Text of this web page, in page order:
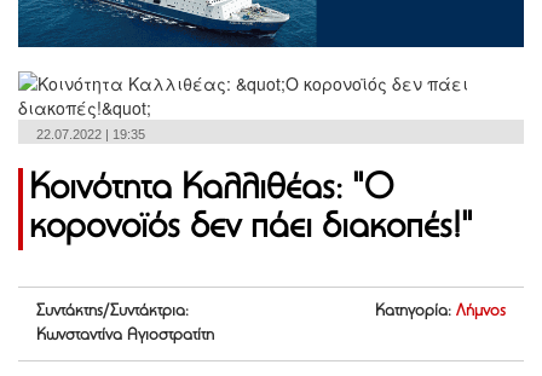
22.07.2022 | 19:35
Κοινότητα Καλλιθέας: "Ο
κορoνοϊός δεν πάει διακοπές!"
Συντάκτης/Συντάκτρια:
Κωνσταντίνα Αγιοστρατίτη
Κατηγορία: Λήμνος